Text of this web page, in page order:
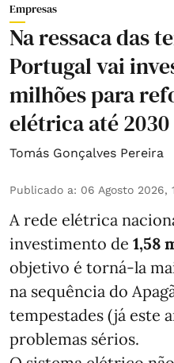
Empresas
Na ressaca das
Portugal vai
milhões para
elétrica até 2030
Tomás Gonçalves Pereira
Publicado a: 06 Agosto 2026,
A rede elétrica
investimento de 1,58
objetivo é torná-la
na sequência do
tempestades (já este
problemas sérios.